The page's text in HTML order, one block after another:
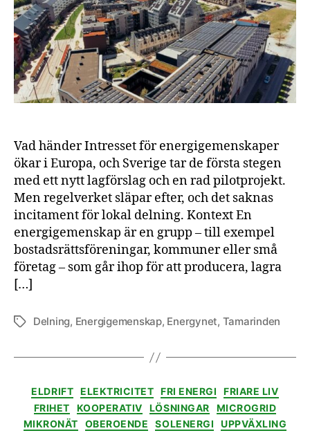
Vad händer Intresset för energigemenskaper
ökar i Europa, och Sverige tar de första stegen
med ett nytt lagförslag och en rad pilotprojekt.
Men regelverket släpar efter, och det saknas
incitament för lokal delning. Kontext En
energigemenskap är en grupp – till exempel
bostadsrättsföreningar, kommuner eller små
företag – som går ihop för att producera, lagra
[…]
Etiketter
Delning, Energigemenskap, Energynet, Tamarinden
Kategorier
ELDRIFT ELEKTRICITET FRI ENERGI
FRIARE LIV
FRIHET
KOOPERATIV LÖSNINGAR
MICROGRID
MIKRONÄT
OBEROENDE SOLENERGI UPPVÄXLING